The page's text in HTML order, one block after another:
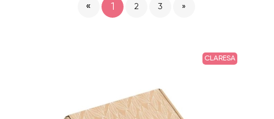
« 1 2 3 »
CLARESA